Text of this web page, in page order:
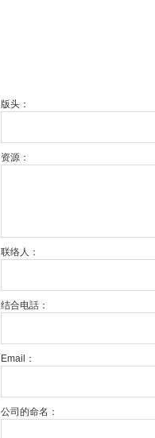
版头：
资源：
联络人：
结合电話：
Email：
公司的命名：